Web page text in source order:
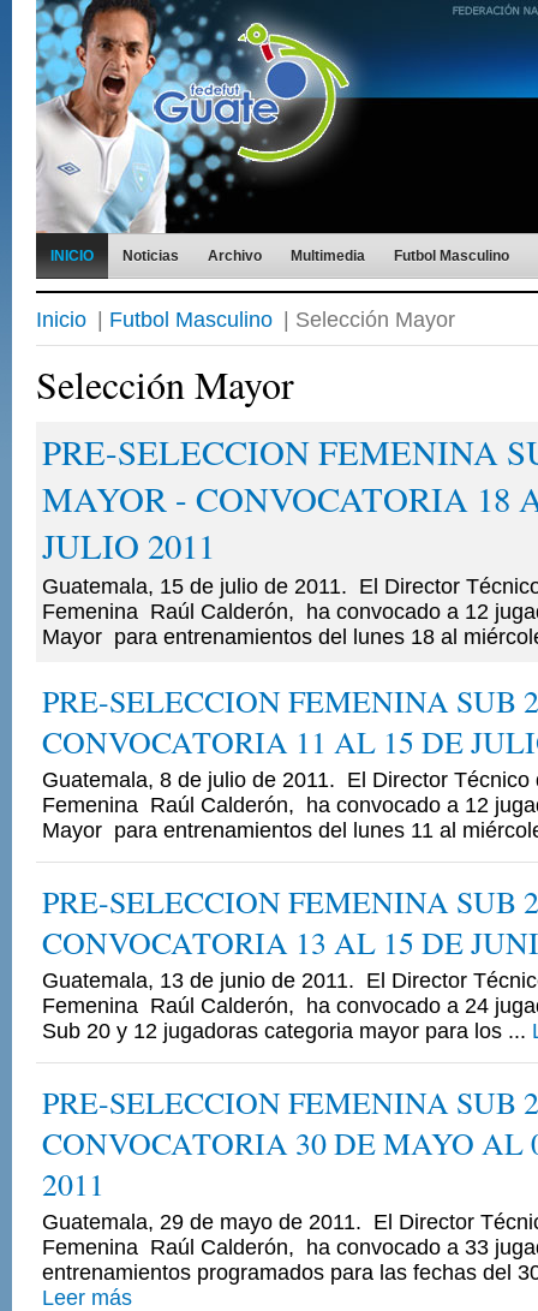
INICIO Noticias Archivo Multimedia Futbol Masculino
Inicio Futbol Masculino | Selección Mayor
Selección Mayor
PRE-SELECCION FEMENINA
MAYOR - CONVOCATORIA 18
JULIO 2011
Guatemala, 15 de julio de 2011. El Director
Femenina Raúl Calderón, ha convocado a 12
Mayor para entrenamientos del lunes 18 al
PRE-SELECCION FEMENINA SUB
CONVOCATORIA 11 AL 15 DE
Guatemala, 8 de julio de 2011. El Director Técnico
Femenina Raúl Calderón, ha convocado a 12
Mayor para entrenamientos del lunes 11 al
PRE-SELECCION FEMENINA SUB
CONVOCATORIA 13 AL 15 DE
Guatemala, 13 de junio de 2011. El Director
Femenina Raúl Calderón, ha convocado a 24
Sub 20 y 12 jugadoras categoria mayor para los ...
PRE-SELECCION FEMENINA SUB
CONVOCATORIA 30 DE MAYO AL
2011
Guatemala, 29 de mayo de 2011. El Director
Femenina Raúl Calderón, ha convocado a 33
entrenamientos programados para las fechas del
Leer más